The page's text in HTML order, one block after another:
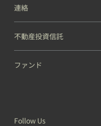
連絡
不動産投資信託
ファンド
Follow Us